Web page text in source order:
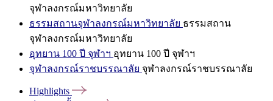
จุฬาลงกรณ์มหาวิทยาลัย
ธรรมสถานจุฬาลงกรณ์มหาวิทยาลัย ธรรมสถาน
จุฬาลงกรณ์มหาวิทยาลัย
อุทยาน 100 ปี จุฬาฯ อุทยาน 100 ปี จุฬาฯ
จุฬาลงกรณ์ราชบรรณาลัย จุฬาลงกรณ์ราชบรรณาลัย
Highlights